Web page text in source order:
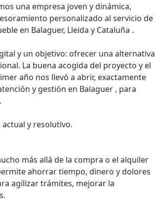
una empresa joven y dinámica,
personalizado al servicio de
en Balaguer, Lleida y Cataluña .
y un objetivo: ofrecer una alternativa
La buena acogida del proyecto y el
año nos llevó a abrir, exactamente
y gestión en Balaguer , para
y resolutivo.
más allá de la compra o el alquiler
ahorrar tiempo, dinero y dolores
agilizar trámites, mejorar la